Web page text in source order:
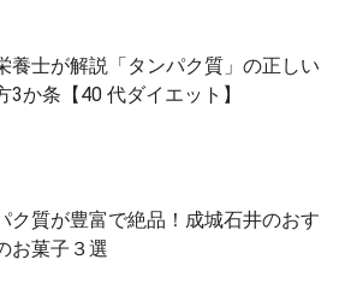
養士が解説「タンパク質」の正しい
3か条【40 代ダイエット】
ク質が豊富で絶品！成城石井のおす
お菓子３選